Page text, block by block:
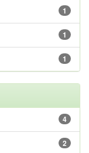
1
1
1
4
2